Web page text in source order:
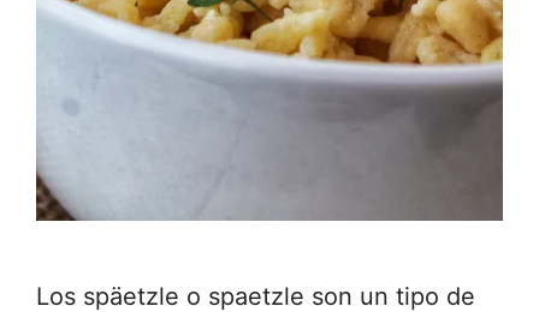
Los späetzle o spaetzle son un tipo de